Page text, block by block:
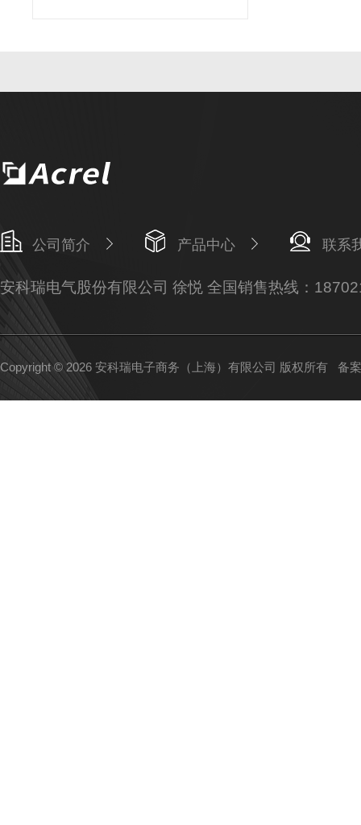
公司简介 产品中心 联系
安科瑞电气股份有限公司 徐悦 全国销售热线：
Copyright © 2026 安科瑞电子商务（上海）有限公司 版权所有 备